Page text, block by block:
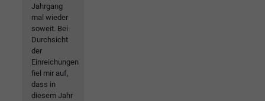
Jahrgang
mal wieder
soweit. Bei
Durchsicht
der
Einreichungen
fiel mir auf,
dass in
diesem Jahr